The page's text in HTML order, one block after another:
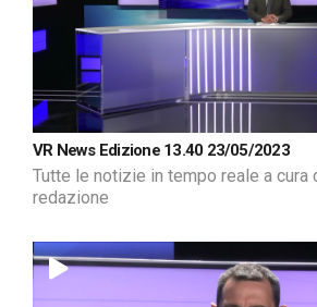
VR News Edizione 13.40 23/05/2023
Tutte le notizie in tempo reale a cura
redazione